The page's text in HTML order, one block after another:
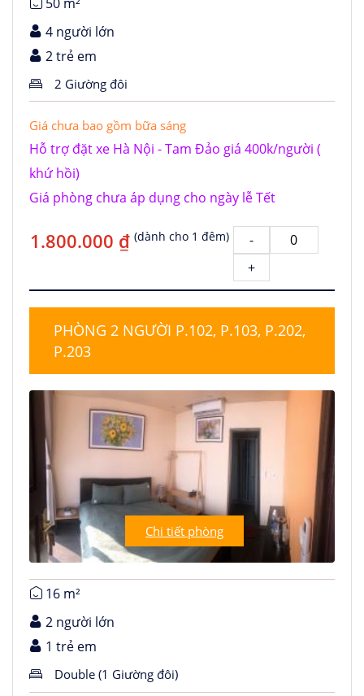
4 người lớn
2 trẻ em
2 Giường đôi
Giá chưa bao gồm bữa sáng
Hỗ trợ đặt xe Hà Nội - Tam Đảo giá 400k/người (
khứ hồi)
Giá phòng chưa áp dụng cho ngày lễ Tết
1.800.000 ₫ (dành cho 1 đêm)
-
+
PHÒNG 2 NGƯỜI P.102, P.103, P.202,
P.203
Chi tiết phòng
16 m²
2 người lớn
1 trẻ em
Double (1 Giường đôi)